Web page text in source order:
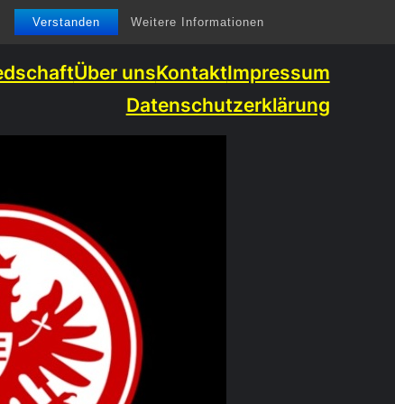
Verstanden Weitere Informationen
Über unsKontaktImpressum
Datenschutzerklärung